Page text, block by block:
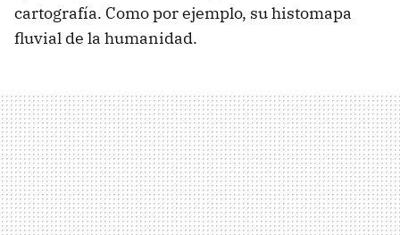
cartografía. Como por ejemplo, su histomapa
fluvial de la humanidad.